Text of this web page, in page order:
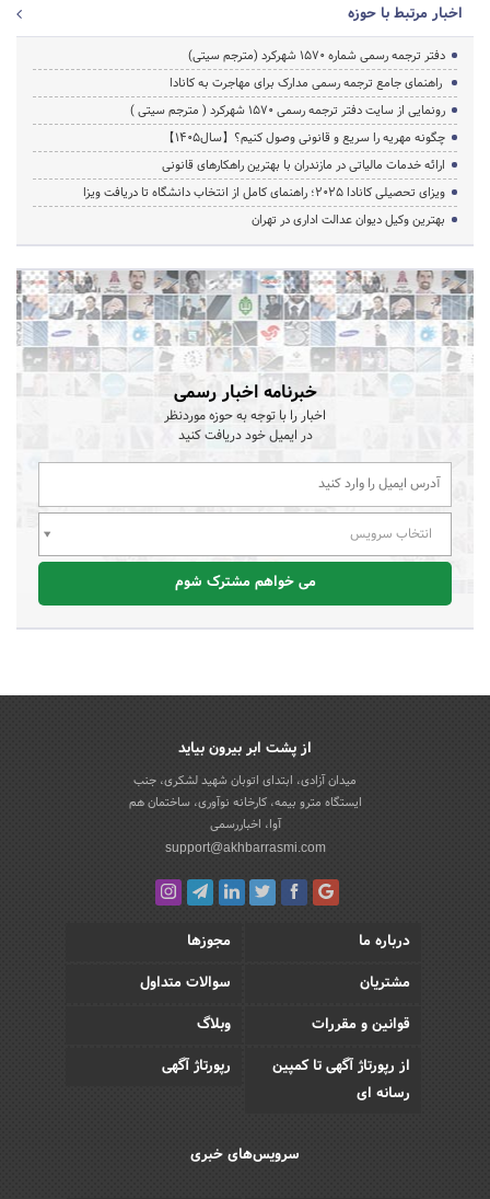
اخبار مرتبط با حوزه
دفتر ترجمه رسمی شماره ۱۵۷۰ شهرکرد (مترجم سیتی)
راهنمای جامع ترجمه رسمی مدارک برای مهاجرت به کانادا
رونمایی از سایت دفتر ترجمه رسمی 1570 شهرکرد ( مترجم سیتی )
چگونه مهریه را سریع و قانونی وصول کنیم؟【سال1405】
ارائه خدمات مالیاتی در مازندران با بهترین راهکارهای قانونی
ویزای تحصیلی کانادا ۲۰۲۵؛ راهنمای کامل از انتخاب دانشگاه تا دریافت ویزا
بهترین وکیل دیوان عدالت اداری در تهران
خبرنامه اخبار رسمی
اخبار را با توجه به حوزه موردنظر
در ایمیل خود دریافت کنید
انتخاب سرویس
می خواهم مشترک شوم
از پشت ابر بیرون بیاید
میدان آزادی، ابتدای اتوبان شهید لشکری، جنب
ایستگاه مترو بیمه، کارخانه نوآوری، ساختمان هم
آوا، اخباررسمی
support@akhbarrasmi.com
درباره ما
مجوزها
مشتریان
سوالات متداول
قوانین و مقررات
وبلاگ
از رپورتاژ آگهی تا کمپین
رسانه ای
رپورتاژ آگهی
سرویس‌های خبری